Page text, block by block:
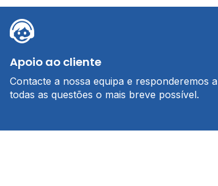
Apoio ao cliente
Contacte a nossa equipa e responderemos a
todas as questões o mais breve possível.